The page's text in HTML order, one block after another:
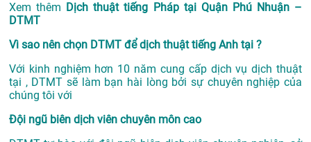
Xem thêm Dịch thuật tiếng Pháp tại Quận Phú Nhuận –
DTMT
Vì sao nên chọn DTMT để dịch thuật tiếng Anh tại ?
Với kinh nghiệm hơn 10 năm cung cấp dịch vụdịch thuật
tại , DTMT sẽ làm bạn hài lòng bởi sự chuyên nghiệp của
chúng tôi với
Đội ngũ biên dịch viên chuyên môn cao